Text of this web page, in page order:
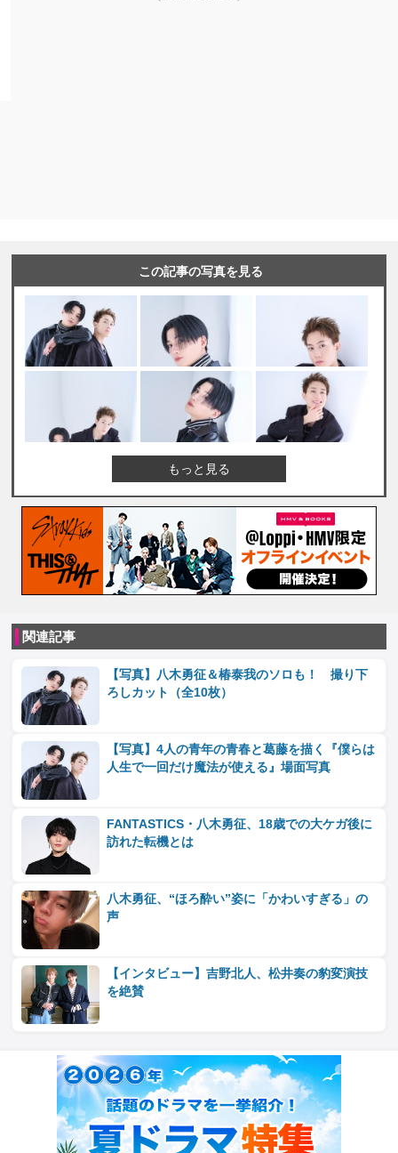
この記事の写真を見る
もっと見る
関連記事
【写真】八木勇征＆椿泰我のソロも！ 撮り下
ろしカット（全10枚）
【写真】4人の青年の青春と葛藤を描く『僕らは
人生で一回だけ魔法が使える』場面写真
FANTASTICS・八木勇征、18歳での大ケガ後に
訪れた転機とは
八木勇征、“ほろ酔い”姿に「かわいすぎる」の
声
【インタビュー】吉野北人、松井奏の豹変演技
を絶賛